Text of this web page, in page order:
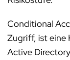
Conditional
Zugriff, ist eine
Active